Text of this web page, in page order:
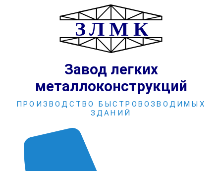
Завод легких
металлоконструкций
ПРОИЗВОДСТВО БЫСТРОВОЗВОДИМЫХ
ЗДАНИЙ